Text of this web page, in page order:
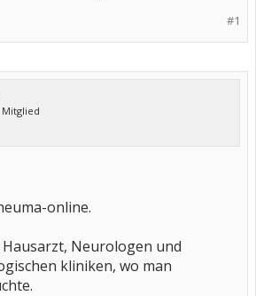
#1
Mitglied
online.
Neurologen und
kliniken, wo man